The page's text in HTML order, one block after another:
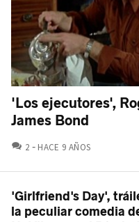
'Los ejecutores',
James Bond
2 COMENTARIOS
HACE 9 AÑOS
'Girlfriend's Day',
la peculiar comedia